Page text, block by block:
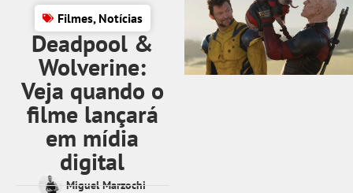
Filmes, Notícias
Deadpool &
Wolverine:
Veja quando o
filme lançará
em mídia
digital
Miguel Marzochi